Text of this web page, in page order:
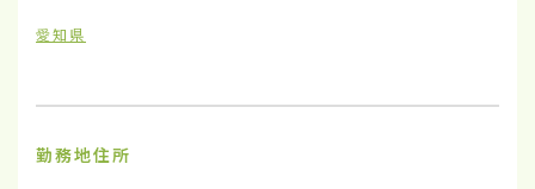
愛知県
勤務地住所